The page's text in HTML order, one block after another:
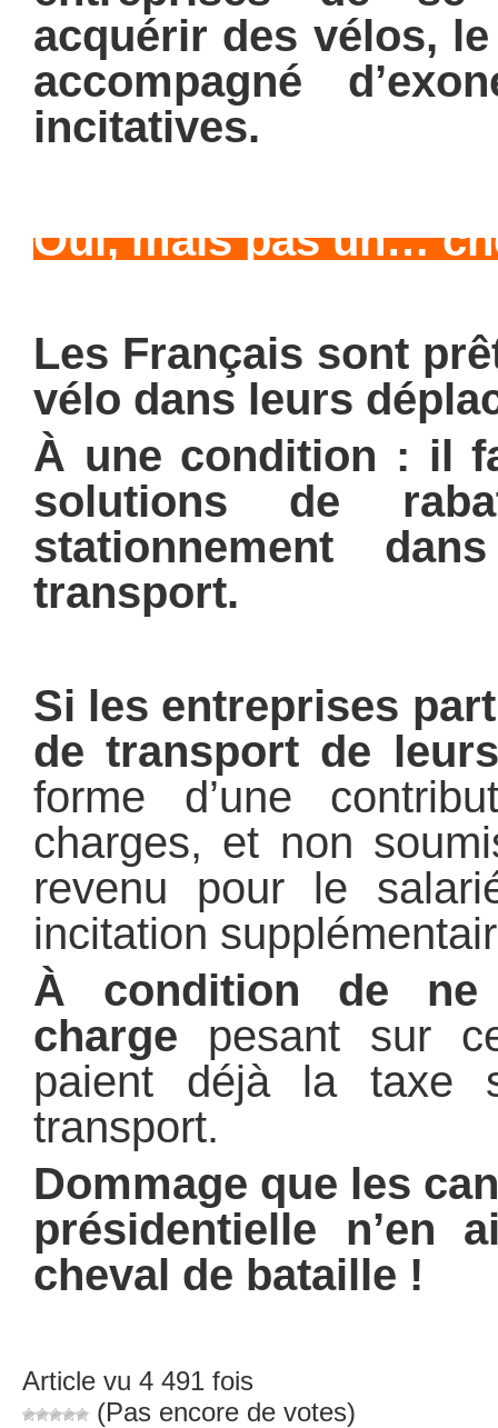
acquérir des vélos,
accompagné
incitatives.
Oui, mais pas un…
Les Français sont
vélo dans leurs
À une condition : il
solutions de
stationnement
transport.
Si les entreprises
de transport de
forme d’une
charges, et non
revenu pour le
incitation
À condition de
charge pesant sur
paient déjà la taxe
transport.
Dommage que les
présidentielle
cheval de bataille !
Article vu 4 491 fois
(Pas encore de votes)